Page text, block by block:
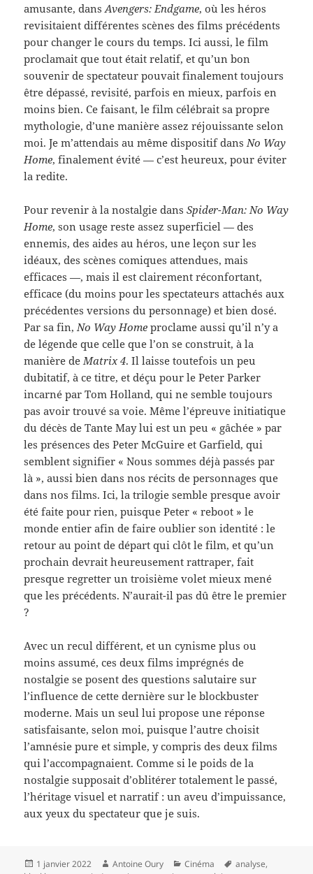
amusante, dansAvengers: Endgame, où les héros
revisitaient différentes scènes des films précédents
pour changer le cours du temps. Ici aussi, le film
proclamait que tout était relatif, et qu’un bon
souvenir de spectateur pouvait finalement toujours
être dépassé, revisité, parfois en mieux, parfois en
moins bien. Ce faisant, le film célébrait sa propre
mythologie, d’une manière assez réjouissante selon
moi. Je m’attendais au même dispositif dansNo Way
Home, finalement évité — c’est heureux, pour éviter
la redite.
Pour revenir à la nostalgie dansSpider-Man: No Way
Home, son usage reste assez superficiel — des
ennemis, des aides au héros, une leçon sur les
idéaux, des scènes comiques attendues, mais
efficaces —, mais il est clairement réconfortant,
efficace (du moins pour les spectateurs attachés aux
précédentes versions du personnage) et bien dosé.
Par sa fin,No Way Home proclame aussi qu’il n’y a
de légende que celle que l’on se construit, à la
manière deMatrix 4. Il laisse toutefois un peu
dubitatif, à ce titre, et déçu pour le Peter Parker
incarné par Tom Holland, qui ne semble toujours
pas avoir trouvé sa voie. Même l’épreuve initiatique
du décès de Tante May lui est un peu « gâchée » par
les présences des Peter McGuire et Garfield, qui
semblent signifier « Nous sommes déjà passés par
là », aussi bien dans nos récits de personnages que
dans nos films. Ici, la trilogie semble presque avoir
été faite pour rien, puisque Peter « reboot » le
monde entier afin de faire oublier son identité : le
retour au point de départ qui clôt le film, et qu’un
prochain devrait heureusement rattraper, fait
presque regretter un troisième volet mieux mené
que les précédents. N’aurait-il pas dû être le premier
?
Avec un recul différent, et un cynisme plus ou
moins assumé, ces deux films imprégnés de
nostalgie se posent des questions salutaire sur
l’influence de cette dernière sur le blockbuster
moderne. Mais un seul lui propose une réponse
satisfaisante, selon moi, puisque l’autre choisit
l’amnésie pure et simple, y compris des deux films
qui l’accompagnaient. Comme si le poids de la
nostalgie supposait d’oblitérer totalement le passé,
l’héritage visuel et narratif : un aveu d’impuissance,
aux yeux du spectateur que je suis.
Publié
1 janvier 2022 Auteur
Antoine Oury Catégories
Cinéma
Mots-
analyse,